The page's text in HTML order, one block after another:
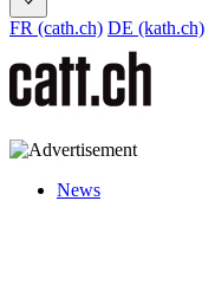
FR (cath.ch) DE (kath.ch)
News